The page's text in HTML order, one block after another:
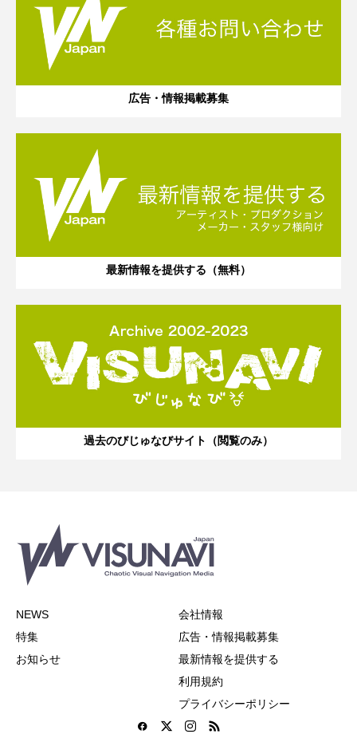
広告・情報掲載募集
最新情報を提供する（無料）
過去のびじゅなびサイト（閲覧のみ）
NEWS
特集
お知らせ
会社情報
広告・情報掲載募集
最新情報を提供する
利用規約
プライバシーポリシー